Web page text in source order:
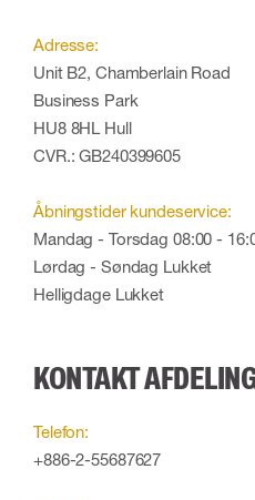
Adresse:
Unit B2, Chamberlain Road
Business Park
HU8 8HL Hull
CVR.: GB240399605
Åbningstider kundeservice:
Mandag - Torsdag 08:00 -
Lørdag - Søndag Lukket
Helligdage Lukket
KONTAKT
Telefon:
+886-2-55687627